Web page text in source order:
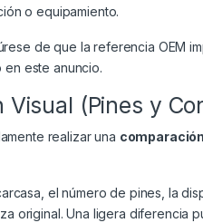
o equipamiento.
de que la referencia OEM
este anuncio.
Visual (Pines y
realizar una
el número de pines, la
original. Una ligera diferencia